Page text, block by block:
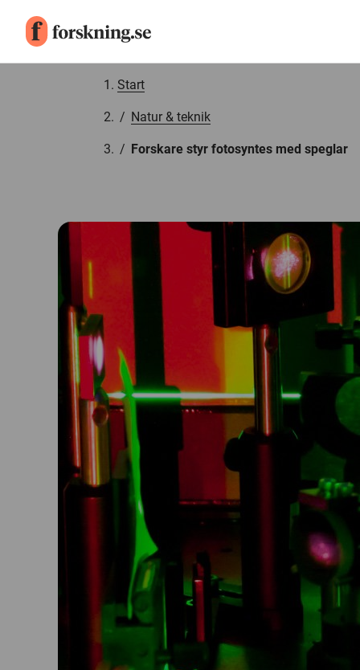
Start
/ Natur & teknik
/ Forskare styr fotosyntes med speglar